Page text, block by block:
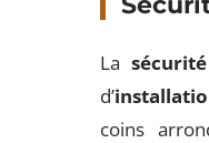
La
d’
coins